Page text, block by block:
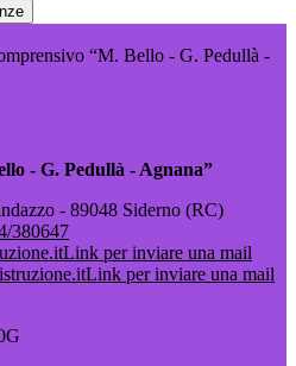
“M. Bello - G. Pedullà -
- G. Pedullà - Agnana”
- 89048 Siderno (RC)
380647
Link per inviare una mail
Link per inviare una mail